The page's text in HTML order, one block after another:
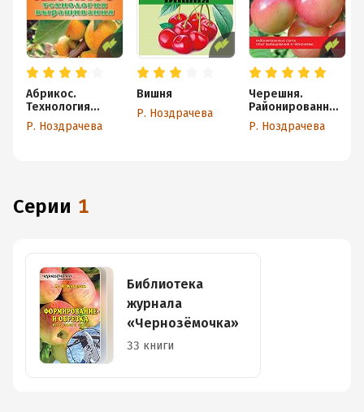
Абрикос.
Технология
выращивания
Р. Ноздрачева
Вишня
Р. Ноздрачева
Черешня.
Районированные
сорта. Опыт
выращивания в
Р. Ноздрачева
Серии 1
Библиотека
журнала
«Чернозёмочка»
33 книги